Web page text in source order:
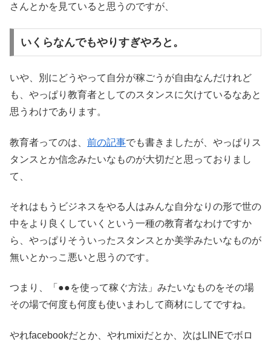
さんとかを見ていると思うのですが、
いくらなんでもやりすぎやろと。
いや、別にどうやって自分が稼ごうが自由なんだけれど
も、やっぱり教育者としてのスタンスに欠けているなあと
思うわけであります。
教育者ってのは、 前の記事でも書きましたが、やっぱりス
タンスとか信念みたいなものが大切だと思っておりまし
て、
それはもうビジネスをやる人はみんな自分なりの形で世の
中をより良くしていくという一種の教育者なわけですか
ら、やっぱりそういったスタンスとか美学みたいなものが
無いとかっこ悪いと思うのです。
つまり、「●●を使って稼ぐ方法」みたいなものをその場
その場で何度も何度も使いまわして商材にしてですね。
やれfacebookだとか、やれmixiだとか、次はLINEでボロ